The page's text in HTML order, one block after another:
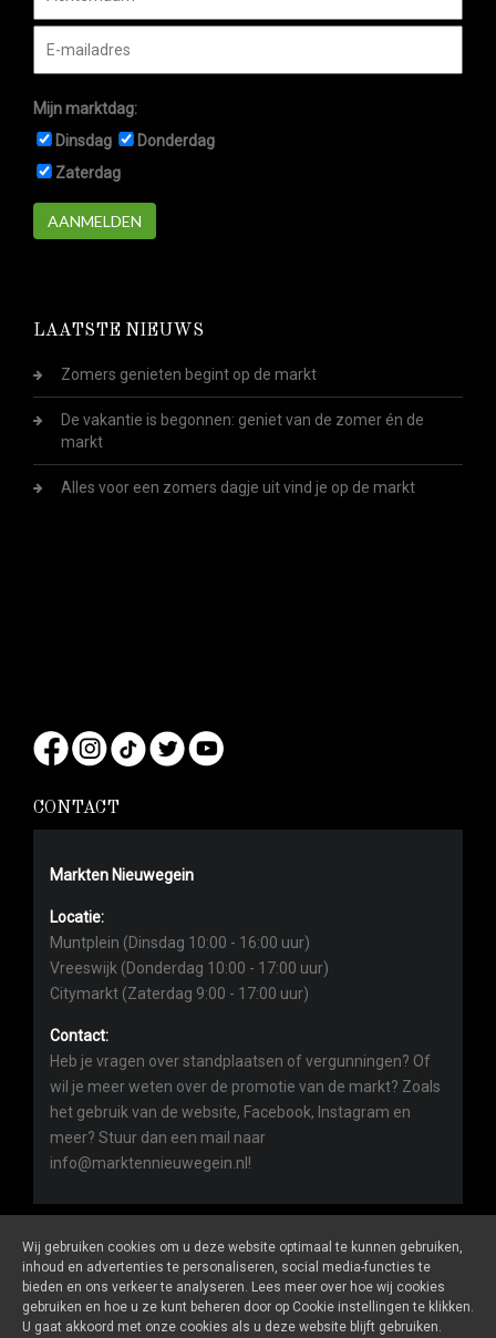
Mijn marktdag:
Dinsdag
Donderdag
Zaterdag
AANMELDEN
LAATSTE NIEUWS
Zomers genieten begint op de markt
De vakantie is begonnen: geniet van de zomer én de
markt
Alles voor een zomers dagje uit vind je op de markt
CONTACT
Markten Nieuwegein
Locatie:
Muntplein (Dinsdag 10:00 - 16:00 uur)
Vreeswijk (Donderdag 10:00 - 17:00 uur)
Citymarkt (Zaterdag 9:00 - 17:00 uur)
Contact:
Heb je vragen over standplaatsen of vergunningen? Of
wil je meer weten over de promotie van de markt? Zoals
het gebruik van de website, Facebook, Instagram en
meer? Stuur dan een mail naar
info@marktennieuwegein.nl!
Marktennieuwegein.nlis een website van De Markt Online
ALGEMENE VOORWAARDEN
Wij gebruiken cookies om u deze website optimaal te kunnen gebruiken,
inhoud en advertenties te personaliseren, social media-functies te
bieden en ons verkeer te analyseren. Lees meer over hoe wij cookies
gebruiken en hoe u ze kunt beheren door op Cookie instellingen te klikken.
U gaat akkoord met onze cookies als u deze website blijft gebruiken.